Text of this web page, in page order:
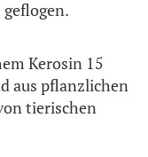
Kerosin 15
aus pflanzlichen
tierischen